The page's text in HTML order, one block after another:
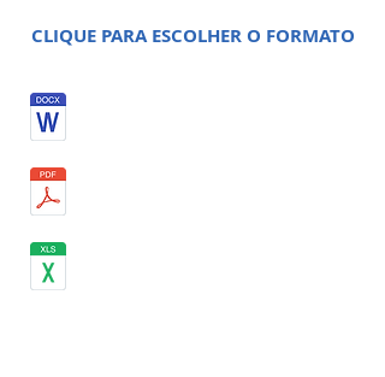
CLIQUE PARA ESCOLHER O FORMATO